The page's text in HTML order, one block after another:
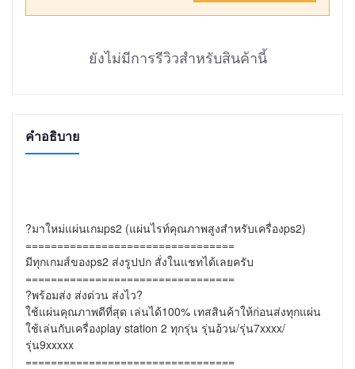
ยังไม่มีการรีวิวสำหรับสินค้านี้
คำอธิบาย
?มาใหม่แผ่นเกมps2 (แผ่นไรท์คุณภาพสูงสำหรับเครื่องps2)
=================================
มีทุกเกมส์ของps2 ส่งรูปปก สั่งในแชทได้เลยครับ
=================================
?พร้อมส่ง ส่งด่วน ส่งไว?
ใช้แผ่นคุณภาพดีที่สุด เล่นได้100% เทสสินค้าให้ก่อนส่งทุกแผ่น
ใช้เล่นกับเครื่องplay station 2 ทุกรุ่น รุ่นอ้วน/รุ่น7xxxx/
รุ่น9xxxxx
=================================